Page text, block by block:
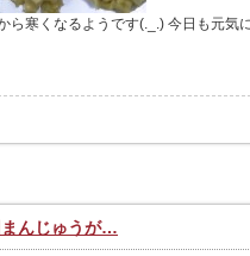
ら寒くなるようです(._.) 今日も元気
まんじゅうが…